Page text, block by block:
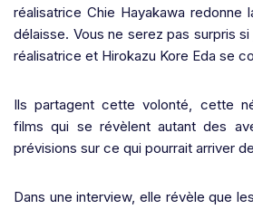
réalisatrice Chie Hayakawa redonne
délaisse. Vous ne serez pas surpris
réalisatrice et Hirokazu Kore Eda se
Ils partagent cette volonté, cette
films qui se révèlent autant des
prévisions sur ce qui pourrait arriver
Dans une interview, elle révèle que